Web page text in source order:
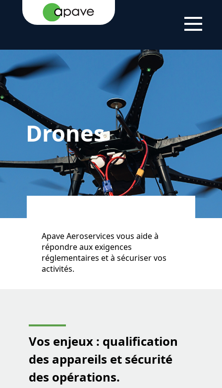
ACCUEIL EXPERTISE NOS CLIENTS
Drones
Apave Aeroservices vous aide à
répondre aux exigences
réglementaires et à sécuriser vos
activités.
Vos enjeux : qualification
des appareils et sécurité
des opérations.